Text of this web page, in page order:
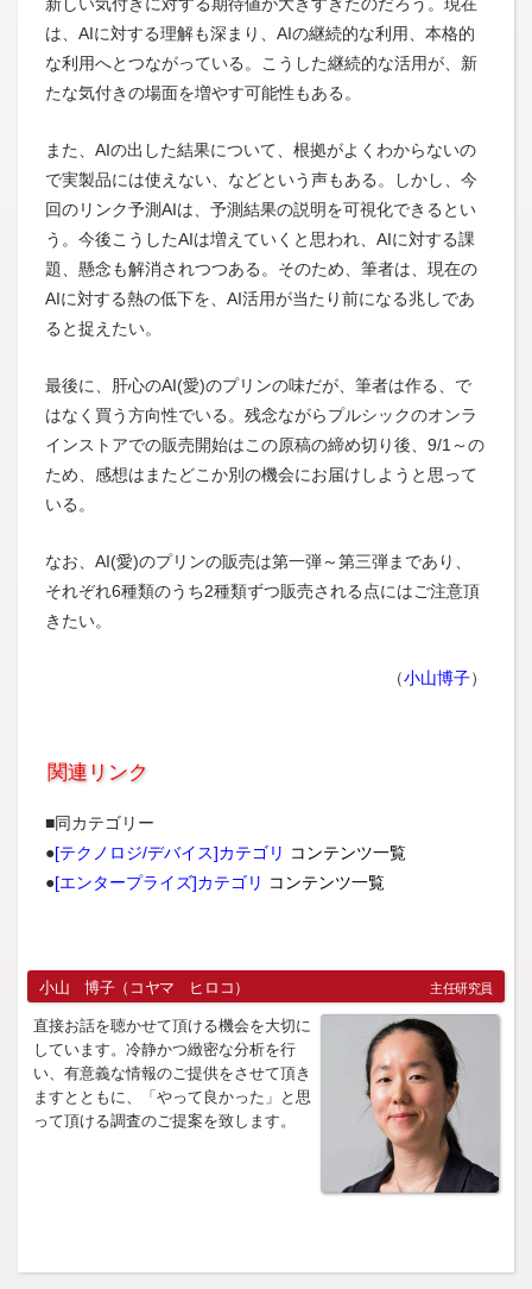
新しい気付きに対する期待値が大きすぎたのだろう。現在
は、AIに対する理解も深まり、AIの継続的な利用、本格的
な利用へとつながっている。こうした継続的な活用が、新
たな気付きの場面を増やす可能性もある。
また、AIの出した結果について、根拠がよくわからないの
で実製品には使えない、などという声もある。しかし、今
回のリンク予測AIは、予測結果の説明を可視化できるとい
う。今後こうしたAIは増えていくと思われ、AIに対する課
題、懸念も解消されつつある。そのため、筆者は、現在の
AIに対する熱の低下を、AI活用が当たり前になる兆しであ
ると捉えたい。
最後に、肝心のAI(愛)のプリンの味だが、筆者は作る、で
はなく買う方向性でいる。残念ながらプルシックのオンラ
インストアでの販売開始はこの原稿の締め切り後、9/1～の
ため、感想はまたどこか別の機会にお届けしようと思って
いる。
なお、AI(愛)のプリンの販売は第一弾～第三弾まであり、
それぞれ6種類のうち2種類ずつ販売される点にはご注意頂
きたい。
（小山博子）
関連リンク
■同カテゴリー
●[テクノロジ/デバイス]カテゴリ コンテンツ一覧
●[エンタープライズ]カテゴリ コンテンツ一覧
小山 博子（コヤマ ヒロコ） 主任研究員
直接お話を聴かせて頂ける機会を大切に
しています。冷静かつ緻密な分析を行
い、有意義な情報のご提供をさせて頂き
ますとともに、「やって良かった」と思
って頂ける調査のご提案を致します。